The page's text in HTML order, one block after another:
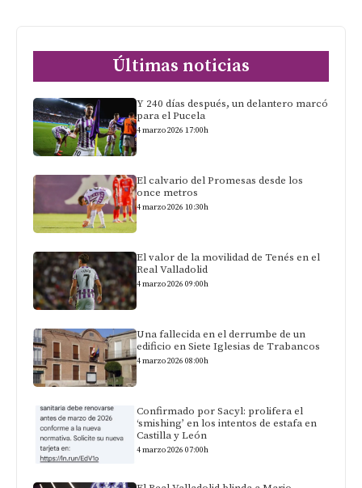
Últimas noticias
Y 240 días después, un delantero marcó
para el Pucela
4 marzo 2026 17:00h
El calvario del Promesas desde los
once metros
4 marzo 2026 10:30h
El valor de la movilidad de Tenés en el
Real Valladolid
4 marzo 2026 09:00h
Una fallecida en el derrumbe de un
edificio en Siete Iglesias de Trabancos
4 marzo 2026 08:00h
Confirmado por Sacyl: prolifera el
‘smishing’ en los intentos de estafa en
Castilla y León
4 marzo 2026 07:00h